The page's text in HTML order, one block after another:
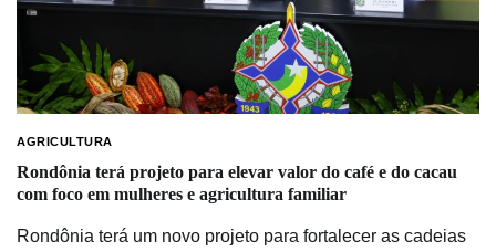
AGRICULTURA
Rondônia terá projeto para elevar valor do café e do cacau
com foco em mulheres e agricultura familiar
Rondônia terá um novo projeto para fortalecer as cadeias